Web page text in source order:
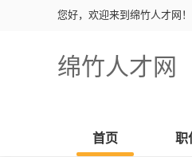
您好，欢迎来到绵竹人才网！
绵竹人才网
首页 职